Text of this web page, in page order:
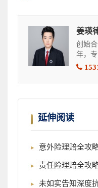
姜瑛
创始
年，
延伸阅读
意外险理赔全攻
责任险理赔全攻
未如实告知深度